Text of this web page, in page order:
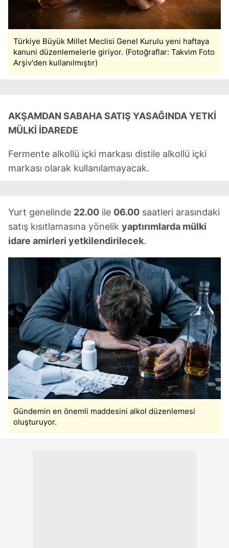
Türkiye Büyük Millet Meclisi Genel Kurulu yeni haftaya
kanuni düzenlemelerle giriyor. (Fotoğraflar: Takvim Foto
Arşiv'den kullanılmıştır)
AKŞAMDAN SABAHA SATIŞ YASAĞINDA YETKİ
MÜLKİ İDAREDE
Fermente alkollü içki markası distile alkollü içki
markası olarak kullanılamayacak.
Yurt genelinde 22.00 ile 06.00 saatleri arasındaki
satış kısıtlamasına yönelik yaptırımlarda mülki
idare amirleri yetkilendirilecek.
Gündemin en önemli maddesini alkol düzenlemesi
oluşturuyor.